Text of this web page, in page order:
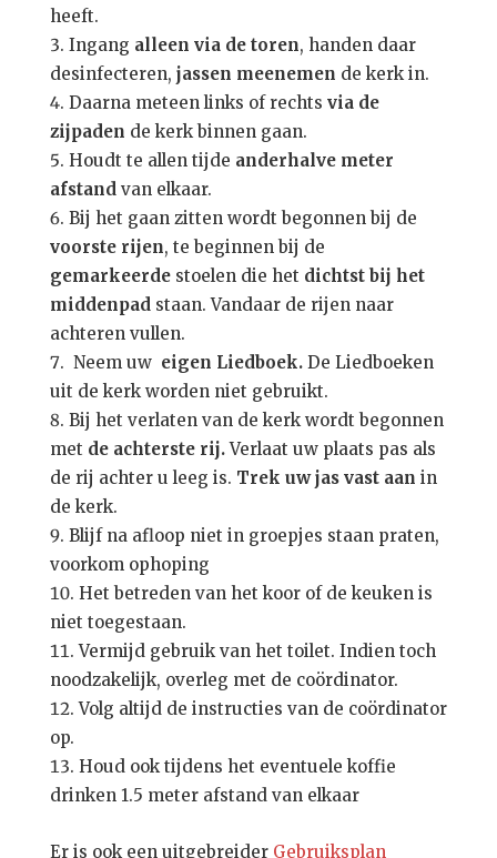
heeft.
Ingang alleen via de toren, handen daar
desinfecteren, jassen meenemen de kerk in.
Daarna meteen links of rechts via de
zijpaden de kerk binnen gaan.
Houdt te allen tijde anderhalve meter
afstandvan elkaar.
Bij het gaan zitten wordt begonnen bij de
voorste rijen, te beginnen bij de
gemarkeerde stoelen die het dichtst bij het
middenpadstaan. Vandaar de rijen naar
achteren vullen.
Neem uw eigen Liedboek. De Liedboeken
uit de kerk worden niet gebruikt.
Bij het verlaten van de kerk wordt begonnen
met de achterste rij.Verlaat uw plaats pas als
de rij achter u leeg is. Trek uw jas vast aan in
de kerk.
Blijf na afloop niet in groepjes staan praten,
voorkom ophoping
Het betreden van het koor of de keuken is
niet toegestaan.
Vermijd gebruik van het toilet. Indien toch
noodzakelijk, overleg met de coördinator.
Volg altijd de instructies van de coördinator
op.
Houd ook tijdens het eventuele koffie
drinken 1.5 meter afstand van elkaar
Er is ook een uitgebreider Gebruiksplan